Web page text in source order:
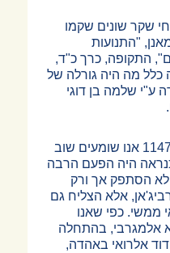
שקר שונים שקמו
"התנועות
התקופה, כרך כ"ד,
כלל מה היה גורלה של
ע"י שלמה בן דוגי
רק כעבור הרבה שנים, כנראה בשנת 1147 אנו שומעים שוב
היה הפעם הרבה
לא הסתפק אך ורק
אלא הצליח גם
ממשי. כפי שאנו
אלמגרבי, בהתחלה
אלרואי באהדה,